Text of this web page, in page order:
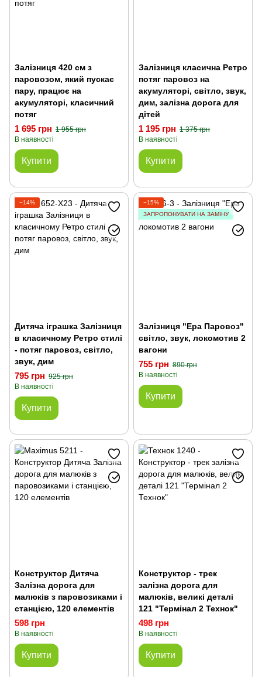
Залізниця 420 см з
паровозом, який пускає
пару, працює на
акумуляторі, класичний
потяг
1 695 грн 1 955 грн
В наявності
Купити
Залізниця класична Ретро
потяг паровоз на
акумуляторі, світло, звук,
дим, залізна дорога для
дітей
1 195 грн 1 375 грн
В наявності
Купити
−14%
Дитяча іграшка Залізниця
в класичному Ретро стилі
- потяг паровоз, світло,
звук, дим
795 грн 925 грн
В наявності
Купити
−15%
ЗАПРОПОНУВАТИ НА ЗАМІНУ
Залізниця "Ера Паровоз"
світло, звук, локомотив 2
вагони
755 грн 890 грн
В наявності
Купити
Конструктор Дитяча
Залізна дорога для
малюків з паровозиками і
станцією, 120 елементів
598 грн
В наявності
Купити
Конструктор - трек
залізна дорога для
малюків, великі деталі
121 "Термінал 2 Технок"
498 грн
В наявності
Купити